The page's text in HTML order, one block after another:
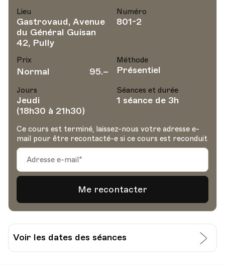
Lieu
Gastrovaud, Avenue
du Général Guisan
42, Pully
Numéro
801-2
Prix
Normal 95.–
Méthode
Présentiel
Jours
Jeudi
(18h30 à 21h30)
Séances et durée
1 séance de 3h
Ce cours est terminé, laissez-nous votre adresse e-
mail pour être recontacté-e si ce cours est reconduit
Voir les dates des séances